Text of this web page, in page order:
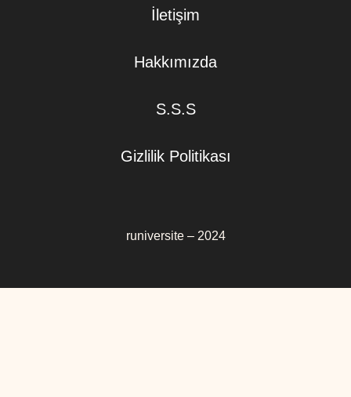
İletişim
Hakkımızda
S.S.S
Gizlilik Politikası
runiversite – 2024